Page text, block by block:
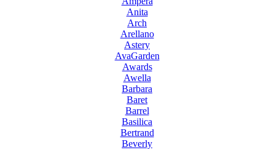
Anita
Arch
Arellano
Astery
AvaGarden
Awards
Awella
Barbara
Baret
Barrel
Basilica
Bertrand
Beverly